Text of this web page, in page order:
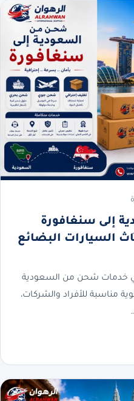
إلى سنغافورة
الأثاث السيارات البضائع
خدمات شحن من السعودية
مناسبة للأفراد والشركات،